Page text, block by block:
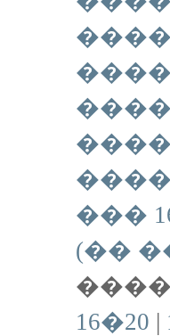
���
(��
16�20 |